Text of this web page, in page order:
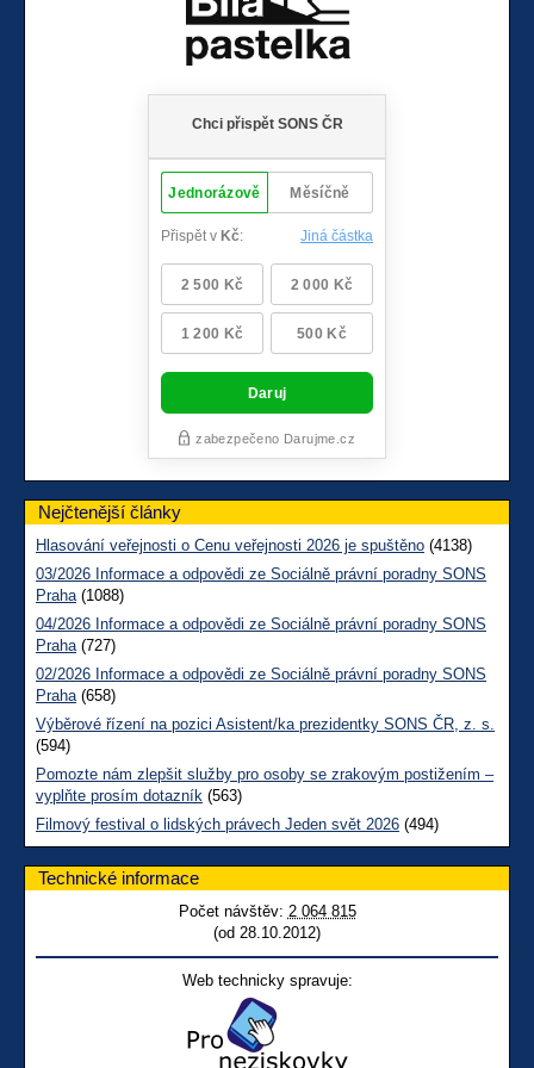
Nejčtenější články
Hlasování veřejnosti o Cenu veřejnosti 2026 je spuštěno (4138)
03/2026 Informace a odpovědi ze Sociálně právní poradny SONS
Praha(1088)
04/2026 Informace a odpovědi ze Sociálně právní poradny SONS
Praha(727)
02/2026 Informace a odpovědi ze Sociálně právní poradny SONS
Praha(658)
Výběrové řízení na pozici Asistent/ka prezidentky SONS ČR, z. s.
(594)
Pomozte nám zlepšit služby pro osoby se zrakovým postižením –
vyplňte prosím dotazník (563)
Filmový festival o lidských právech Jeden svět 2026 (494)
Technické informace
Počet návštěv: 2 064 815
(od 28.10.2012)
Web technicky spravuje: